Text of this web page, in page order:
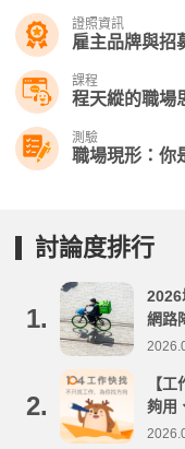
證照資訊
雇主品牌與招
課程
程天縱的職場
測驗
職場現形：你
討論度排行
1.
2026
網路
事項
2.
【
夠用